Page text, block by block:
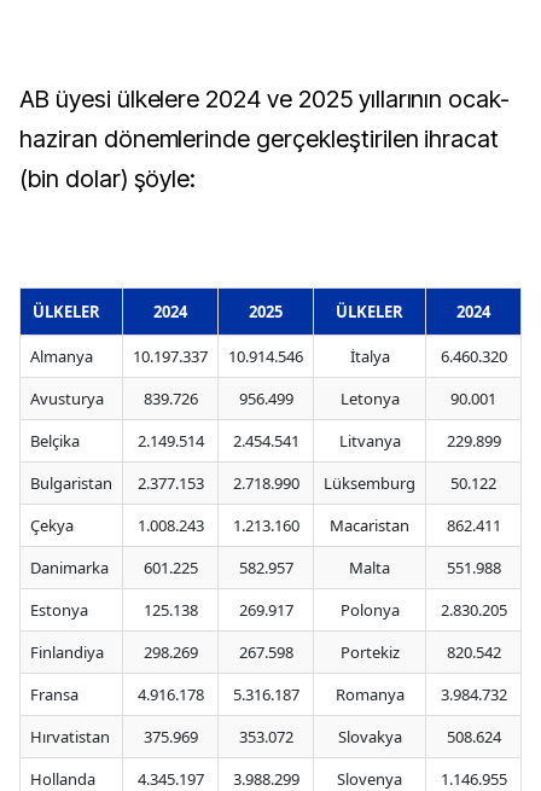
AB üyesi ülkelere 2024 ve 2025 yıllarının ocak-
haziran dönemlerinde gerçekleştirilen ihracat
(bin dolar) şöyle:
ÜLKELER 2024 2025 ÜLKELER 2024
Almanya 10.197.337 10.914.546 İtalya 6.460.320
Avusturya
839.726 956.499 Letonya
90.001
Belçika
2.149.514 2.454.541 Litvanya
229.899
Bulgaristan
2.377.153 2.718.990 Lüksemburg
50.122
Çekya
1.008.243 1.213.160 Macaristan 862.411
Danimarka
601.225 582.957 Malta
551.988
Estonya
125.138 269.917 Polonya 2.830.205
Finlandiya
298.269 267.598 Portekiz
820.542
Fransa
4.916.178 5.316.187 Romanya 3.984.732
Hırvatistan
375.969 353.072 Slovakya
508.624
Hollanda
4.345.197 3.988.299 Slovenya 1.146.955